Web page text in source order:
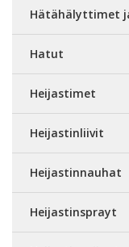
Hätähälyttimet
Hatut
Heijastimet
Heijastinliivit
Heijastinnauhat
Heijastinsprayt